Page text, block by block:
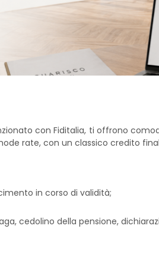
con Fiditalia, ti offrono
rate, con un classico credito
in corso di validità;
cedolino della pensione,